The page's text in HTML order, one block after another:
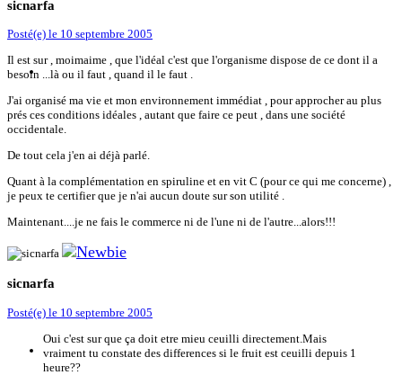
sicnarfa
Posté(e) le 10 septembre 2005
Il est sur , moimaime , que l'idéal c'est que l'organisme dispose de ce dont il a
besoin ...là ou il faut , quand il le faut .
J'ai organisé ma vie et mon environnement immédiat , pour approcher au plus
prés ces conditions idéales , autant que faire ce peut , dans une société
occidentale.
De tout cela j'en ai déjà parlé.
Quant à la complémentation en spiruline et en vit C (pour ce qui me concerne) ,
je peux te certifier que je n'ai aucun doute sur son utilité .
Maintenant....je ne fais le commerce ni de l'une ni de l'autre...alors!!!
sicnarfa
Posté(e) le 10 septembre 2005
Oui c'est sur que ça doit etre mieu ceuilli directement.Mais
vraiment tu constate des differences si le fruit est ceuilli depuis 1
heure??